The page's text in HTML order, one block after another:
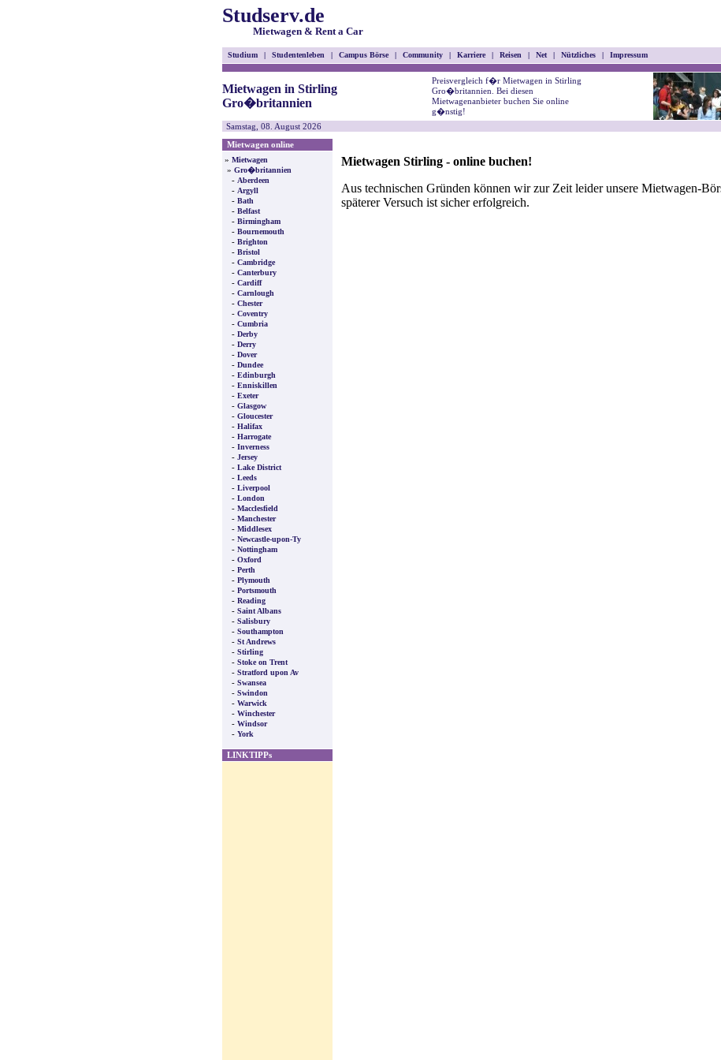
Studserv.de
Mietwagen & Rent a Car
Studium | Studentenleben | Campus Börse | Community | Karriere | Reisen | Net | Nützliches | Impressum
Mietwagen in Stirling
Gro�britannien
Preisvergleich f�r Mietwagen in Stirling
Gro�britannien. Bei diesen
Mietwagenanbieter buchen Sie online
g�nstig!
Samstag, 08. August 2026
Mietwagen online
» Mietwagen
» Gro�britannien
- Aberdeen
- Argyll
- Bath
- Belfast
- Birmingham
- Bournemouth
- Brighton
- Bristol
- Cambridge
- Canterbury
- Cardiff
- Carnlough
- Chester
- Coventry
- Cumbria
- Derby
- Derry
- Dover
- Dundee
- Edinburgh
- Enniskillen
- Exeter
- Glasgow
- Gloucester
- Halifax
- Harrogate
- Inverness
- Jersey
- Lake District
- Leeds
- Liverpool
- London
- Macclesfield
- Manchester
- Middlesex
- Newcastle-upon-Ty
- Nottingham
- Oxford
- Perth
- Plymouth
- Portsmouth
- Reading
- Saint Albans
- Salisbury
- Southampton
- St Andrews
- Stirling
- Stoke on Trent
- Stratford upon Av
- Swansea
- Swindon
- Warwick
- Winchester
- Windsor
- York
LINKTIPPs
Mietwagen Stirling - online buchen!
Aus technischen Gründen können wir zur Zeit leider unsere Mietwagen-
späterer Versuch ist sicher erfolgreich.